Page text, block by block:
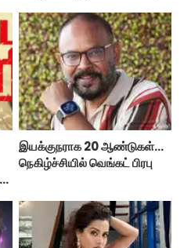
இயக்குநராக 20 ஆண்டுகள்...
நெகிழ்ச்சியில் வெங்கட் பிரபு